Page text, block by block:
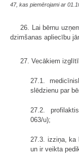
47, kas piemērojami ar
26. Lai bērnu
dzimšanas apliecību
27. Vecākiem
27.1.
slēdzienu par
27.2.
063/u);
27.3. izziņa, ka
un ir veikta